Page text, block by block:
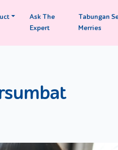
Ask The
Expert
Tabungan
Merries